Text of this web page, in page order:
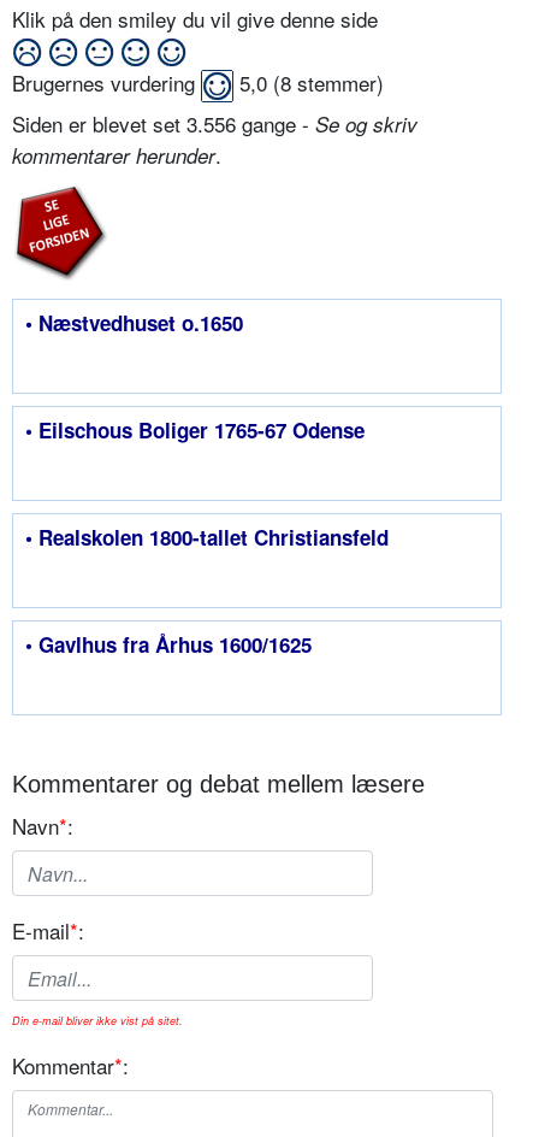
Klik på den smiley du vil give denne side
Brugernes vurdering 5,0 (8 stemmer)
Siden er blevet set 3.556 gange - Se og skriv
kommentarer herunder.
• Næstvedhuset o.1650
• Eilschous Boliger 1765-67 Odense
• Realskolen 1800-tallet Christiansfeld
• Gavlhus fra Århus 1600/1625
Kommentarer og debat mellem læsere
Navn*:
E-mail*:
Din e-mail bliver ikke vist på sitet.
Kommentar*: